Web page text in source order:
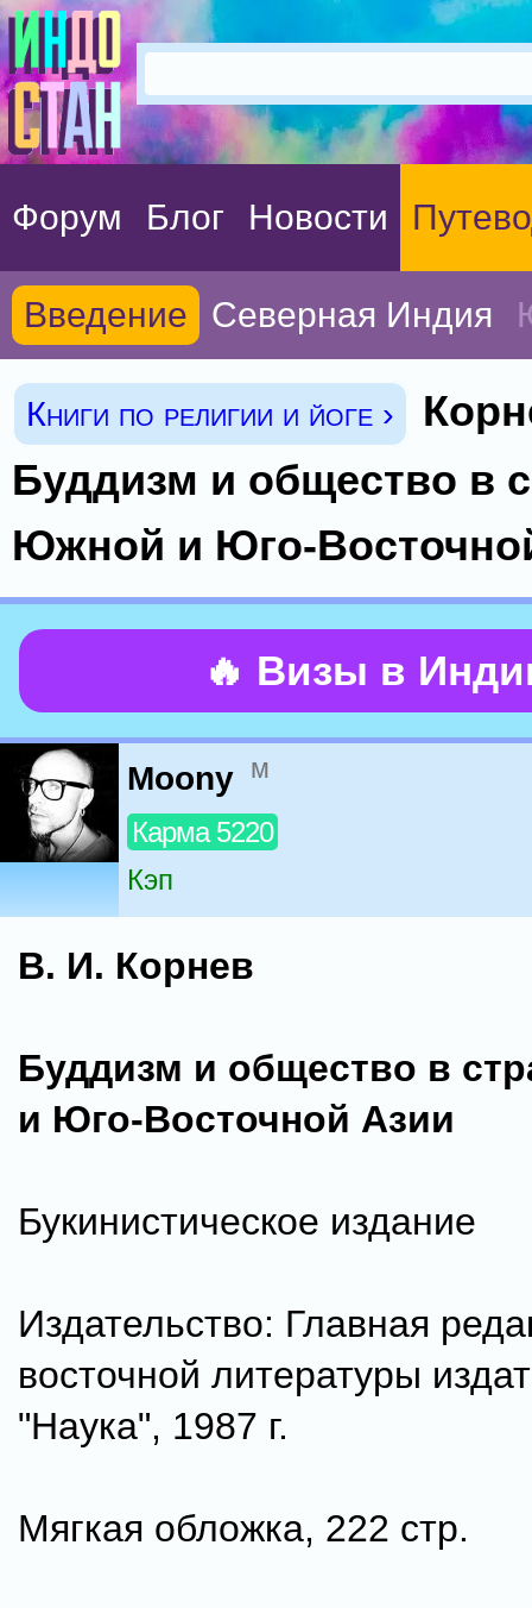
Форум Блог Новости
Введение Северная Индия
Книги по религии и йоге ›
Буддизм и общество в
Южной и Юго-
🔥 Визы в
Moony м
Карма 5220
Кэп
В. И. Корнев
Буддизм и общество в
и Юго-Восточной Азии
Букинистическое издание
Издательство: Главная
восточной литературы
"Наука", 1987 г.
Мягкая обложка, 222 стр.